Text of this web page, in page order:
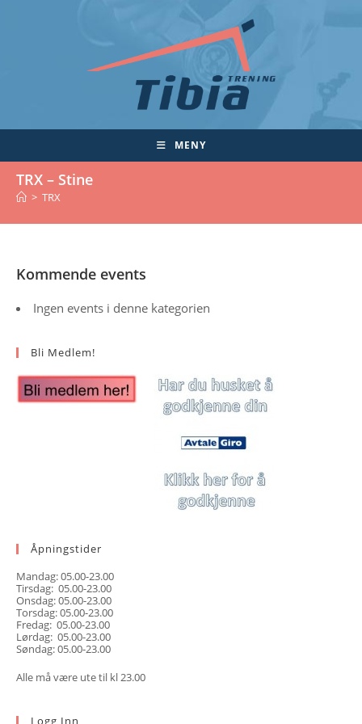
MENY
TRX – Stine
> TRX
Kommende events
Ingen events i denne kategorien
Bli Medlem!
Åpningstider
Mandag: 05.00-23.00
Tirsdag: 05.00-23.00
Onsdag: 05.00-23.00
Torsdag: 05.00-23.00
Fredag: 05.00-23.00
Lørdag: 05.00-23.00
Søndag: 05.00-23.00
Alle må være ute til kl 23.00
Logg Inn